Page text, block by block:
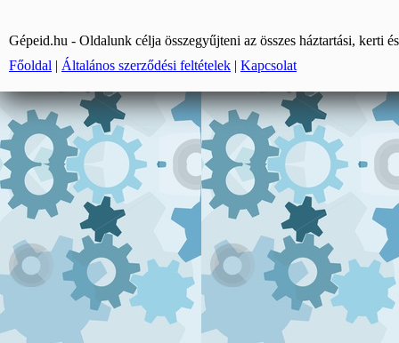
Gépeid.hu - Oldalunk célja összegyűjteni az összes háztartási, kerti
Főoldal | Általános szerződési feltételek | Kapcsolat